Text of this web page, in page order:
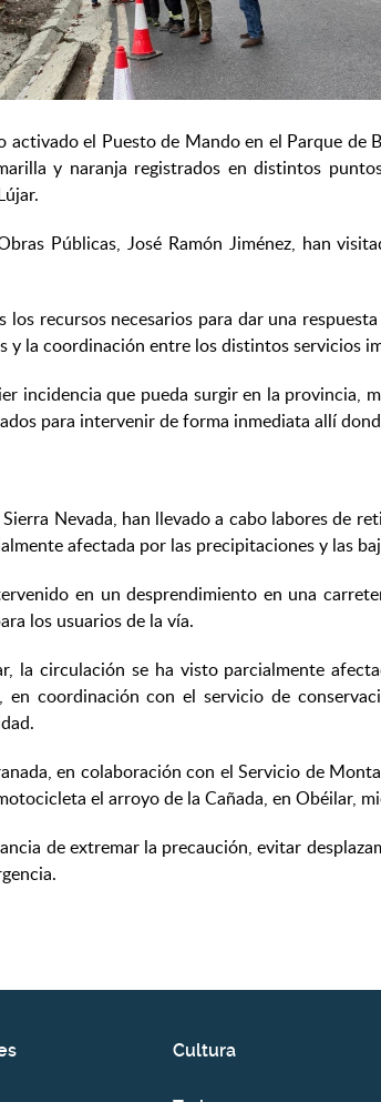
el Puesto de Mando en el Parque de
y naranja registrados en distintos
Públicas, José Ramón Jiménez, han
recursos necesarios para dar una
y la coordinación entre los distintos servicios
incidencia que pueda surgir en la
para intervenir de forma inmediata allí
Nevada, han llevado a cabo labores de
afectada por las precipitaciones y las
en un desprendimiento en una
los usuarios de la vía.
circulación se ha visto parcialmente
coordinación con el servicio de
en colaboración con el Servicio de
el arroyo de la Cañada, en Obéilar,
de extremar la precaución, evitar
Cultura